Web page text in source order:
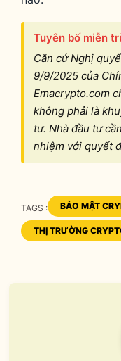
Tuyên bố miễn
Căn cứ Nghị
9/9/2025 của
Emacrypto.com
không phải là
tư. Nhà đầu tư
nhiệm với quyết
TAGS :
TAGS
BẢO MẬT
THỊ TRƯỜNG